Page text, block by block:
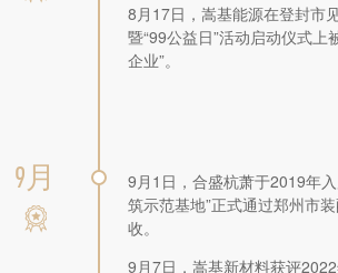
8月17日，嵩基能源在登封市
暨“99公益日”活动启动仪式上
企业”。
9月
9月1日，合盛杭萧于2019年
筑示范基地”正式通过郑州市
收。
9月7日，嵩基新材料获评